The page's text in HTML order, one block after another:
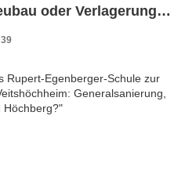
oder Verlagerung